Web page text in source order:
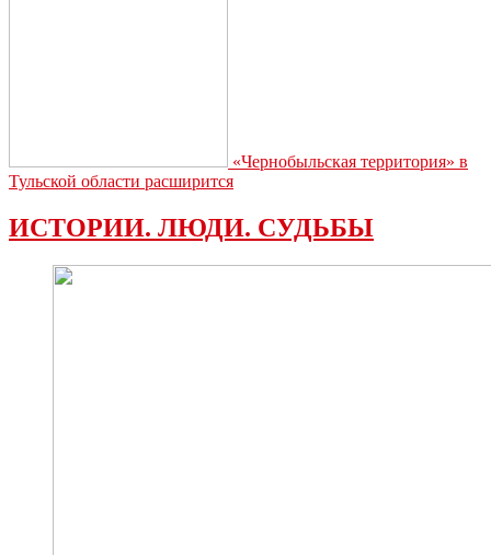
«Чернобыльская территория» в
Тульской области расширится
ИСТОРИИ. ЛЮДИ. СУДЬБЫ